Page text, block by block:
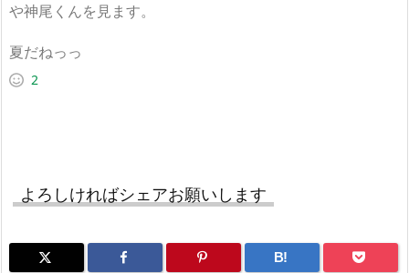
や神尾くんを見ます。
夏だねっっ
2
よろしければシェアお願いします
B!